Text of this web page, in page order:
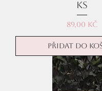
ks
Cena
89,00 Kč
Přidat do